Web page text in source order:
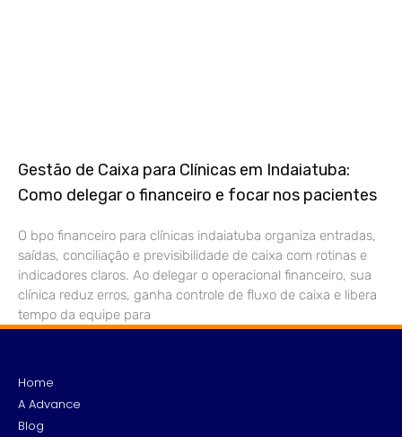
Gestão de Caixa para Clínicas em Indaiatuba:
Como delegar o financeiro e focar nos pacientes
O bpo financeiro para clínicas indaiatuba organiza entradas,
saídas, conciliação e previsibilidade de caixa com rotinas e
indicadores claros. Ao delegar o operacional financeiro, sua
clínica reduz erros, ganha controle de fluxo de caixa e libera
tempo da equipe para
Home
A Advance
Blog